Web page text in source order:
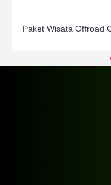
Paket Wisata Offroad